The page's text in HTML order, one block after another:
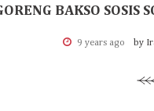
BAKSO SOSIS
9 years ago by